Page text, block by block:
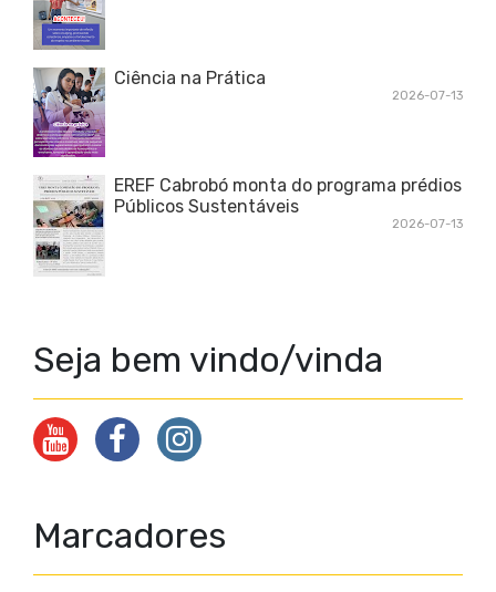
Ciência na Prática
2026-07-13
EREF Cabrobó monta do programa prédios
Públicos Sustentáveis
2026-07-13
Seja bem vindo/vinda
Marcadores